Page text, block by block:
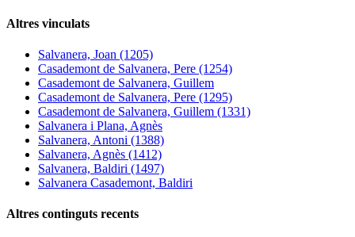
Altres vinculats
Salvanera, Joan (1205)
Casademont de Salvanera, Pere (1254)
Casademont de Salvanera, Guillem
Casademont de Salvanera, Pere (1295)
Casademont de Salvanera, Guillem (1331)
Salvanera i Plana, Agnès
Salvanera, Antoni (1388)
Salvanera, Agnès (1412)
Salvanera, Baldiri (1497)
Salvanera Casademont, Baldiri
Altres continguts recents